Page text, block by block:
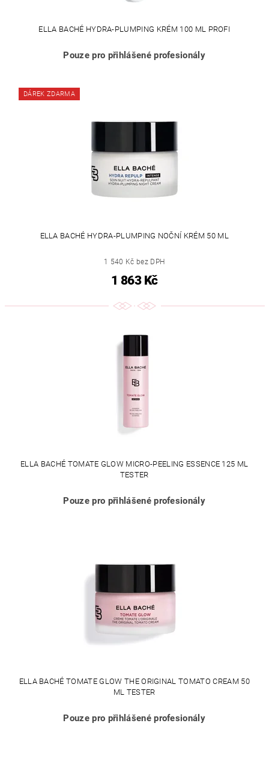
ELLA BACHÉ HYDRA-PLUMPING KRÉM 100 ML PROFI
Pouze pro přihlášené profesionály
DÁREK ZDARMA
ELLA BACHÉ HYDRA-PLUMPING NOČNÍ KRÉM 50 ML
1 540 Kč bez DPH
1 863 Kč
ELLA BACHÉ TOMATE GLOW MICRO-PEELING ESSENCE 125 ML
TESTER
Pouze pro přihlášené profesionály
ELLA BACHÉ TOMATE GLOW THE ORIGINAL TOMATO CREAM 50
ML TESTER
Pouze pro přihlášené profesionály